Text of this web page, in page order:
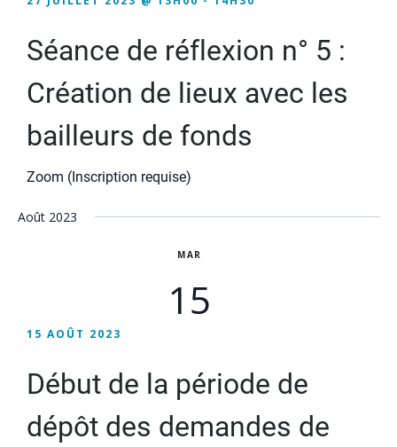
Séance de réflexion n° 5 :
Création de lieux avec les
bailleurs de fonds
Zoom (Inscription requise)
Août 2023
MAR
15
Début de la période de
dépôt des demandes de
15 AOÛT 2023